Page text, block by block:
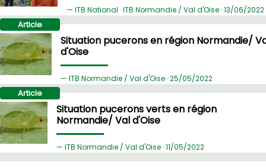
ITB National · ITB Normandie / Val d'Oise ·13/06/2022
Article
Situation pucerons en région Normandie/
d'Oise
ITB Normandie / Val d'Oise ·25/05/2022
Article
Situation pucerons verts en région
Normandie/ Val d'Oise
ITB Normandie / Val d'Oise ·11/05/2022